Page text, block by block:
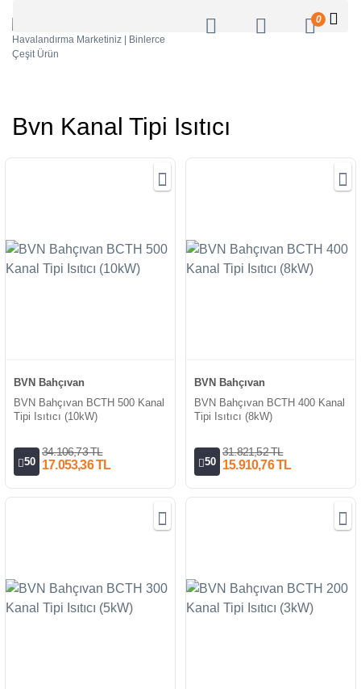
0
Bvn Kanal Tipi Isıtıcı
BVN Bahçıvan
BVN Bahçıvan BCTH 500 Kanal
Tipi Isıtıcı (10kW)
50
34.106,73 TL
17.053,36 TL
BVN Bahçıvan
BVN Bahçıvan BCTH 400 Kanal
Tipi Isıtıcı (8kW)
50
31.821,52 TL
15.910,76 TL